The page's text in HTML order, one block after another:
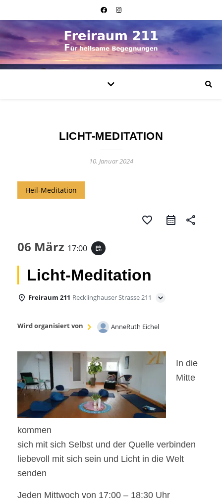
LICHT-MEDITATION
10. Januar 2024
Heil-Meditation
favorite_border share
06 März 17:00 event_repeat
Licht-Meditation
Freiraum 211 Recklinghauser Strasse 211
Wird organisiert von AnneRuth Eichel
In die
Mitte
kommen
sich mit sich Selbst und der Quelle verbinden
liebevoll mit sich sein und Licht in die Welt
senden
Jeden Mittwoch von 17:00 – 18:30 Uhr